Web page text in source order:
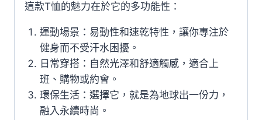
這款T恤的魅力在於它的多功能性：
運動場景：易動性和速乾特性，讓你專注於
健身而不受汗水困擾。
日常穿搭：自然光澤和舒適觸感，適合上
班、購物或約會。
環保生活：選擇它，就是為地球出一份力，
融入永續時尚。